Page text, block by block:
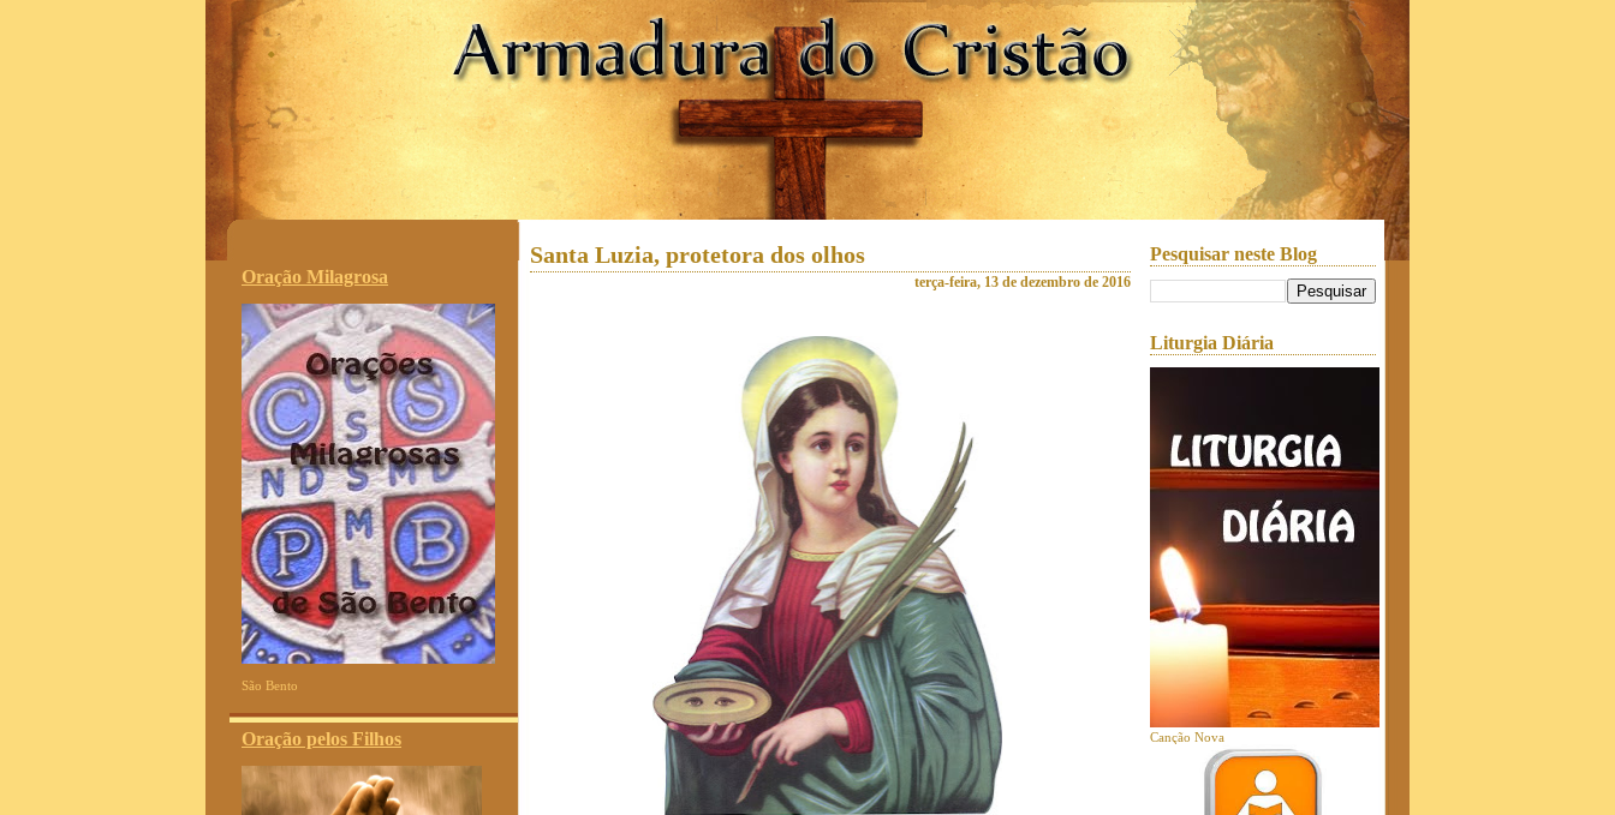
.
Oração Milagrosa
São Bento
Oração pelos Filhos
Santa Luzia, protetora dos olhos
terça-feira, 13 de dezembro de 2016
Pesquisar neste Blog
Liturgia Diária
Canção Nova